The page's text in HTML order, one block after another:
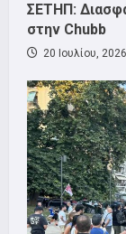
ΣΕΤΗΠ:
στην Chubb
20 Ιουλίου, 2026